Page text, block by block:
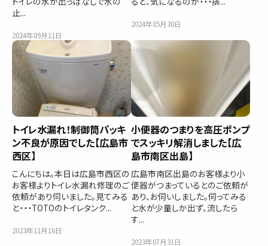
止...
2024年09月11日
2024年05月30日
トイレ水漏れ！制御筒パッキ
ン不良が原因でした【広島市
西区】
こんにちは。本日は広島市西区の
お客様よりトイレ水漏れ修理のご
依頼があり伺いました。見てみる
と・・・TOTOのトイレタンク...
2023年11月16日
小便器のつまりを高圧ポンプ
でスッキリ解消しました【広
島市南区出島】
広島市南区出島のお客様より小
便器がつまっているとのご依頼が
あり、お伺いしました。伺ってみる
と水が少量しか出ず、流したら
す...
2023年07月31日